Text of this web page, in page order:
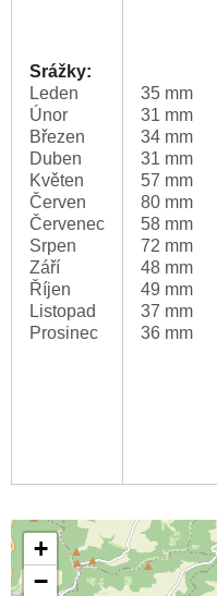
Srážky:
Leden
Únor
Březen
Duben
Květen
Červen
Červenec
Srpen
Září
Říjen
Listopad
Prosinec
35 mm
31 mm
34 mm
31 mm
57 mm
80 mm
58 mm
72 mm
48 mm
49 mm
37 mm
36 mm
+
−